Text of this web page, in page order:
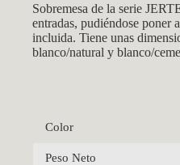
Sobremesa de la serie
entradas, pudiéndose poner
incluida. Tiene unas
blanco/natural y blanco/
Color
Peso Neto